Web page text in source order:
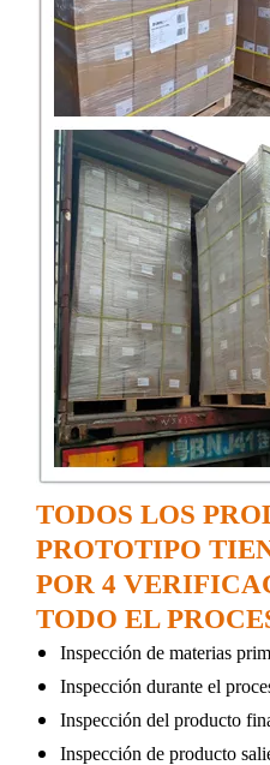
TODOS LOS
PROTOTIPO
POR 4
TODO EL
Inspección de materias
Inspección durante el
Inspección del producto
Inspección de producto